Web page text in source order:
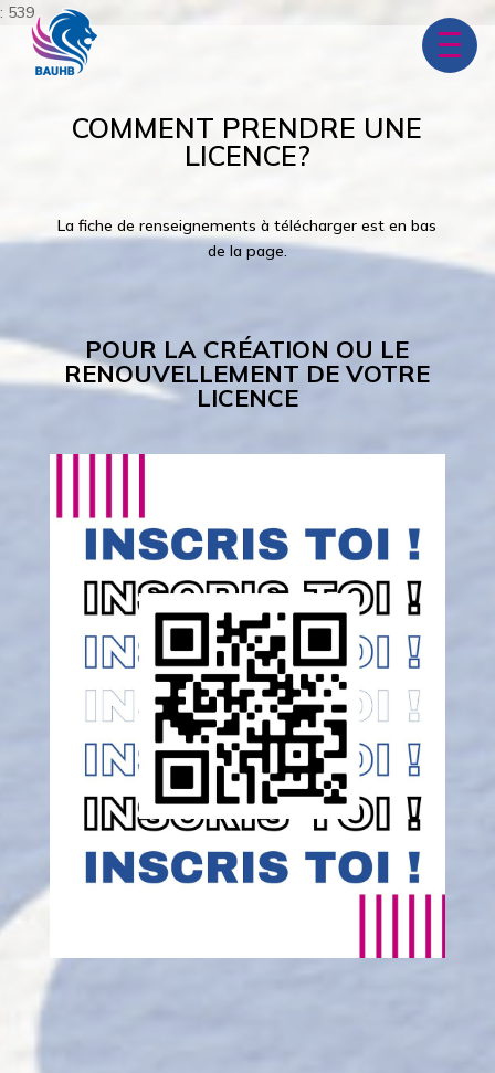
: 539
COMMENT PRENDRE UNE
LICENCE?
La fiche de renseignements à télécharger est en bas
de la page.
POUR LA CRÉATION OU LE
RENOUVELLEMENT DE VOTRE
LICENCE